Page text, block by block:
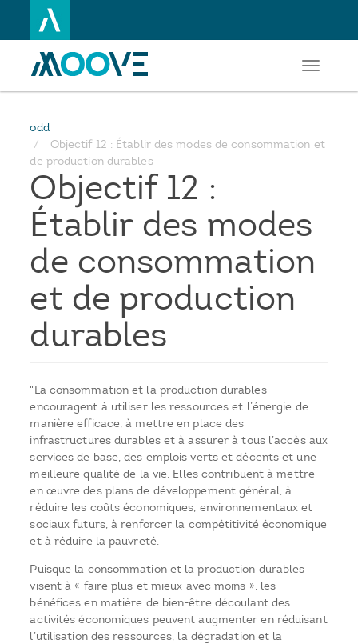
au
principal
Toggle
odd
Objectif 12 : Établir des modes de consommation et
de production durables
Objectif 12 :
Établir des modes
de consommation
et de production
durables
"La consommation et la production durables
encouragent à utiliser les ressources et l’énergie de
manière efficace, à mettre en place des
infrastructures durables et à assurer à tous l’accès aux
services de base, des emplois verts et décents et une
meilleure qualité de la vie. Elles contribuent à mettre
en œuvre des plans de développement général, à
réduire les coûts économiques, environnementaux et
sociaux futurs, à renforcer la compétitivité économique
et à réduire la pauvreté.
Puisque la consommation et la production durables
visent à « faire plus et mieux avec moins », les
bénéfices en matière de bien-être découlant des
activités économiques peuvent augmenter en réduisant
l’utilisation des ressources, la dégradation et la